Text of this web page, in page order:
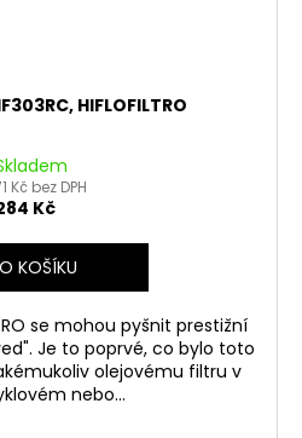
HIFLOFILTRO
Kč bez DPH
Kč
KOŠÍKU
se mohou pyšnit prestižní
Je to poprvé, co bylo toto
olejovému filtru v
nebo...